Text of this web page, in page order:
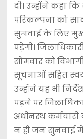
दी। उन्होंने कहा
परिकल्पना को
सुनवाई के लिए
पड़ेगी।
सोमवार को
सूचनाओं सहित स्वयं
उन्होंने यह भी
पड़ने पर
अधीनस्थ
न ही जन सुनवाई में